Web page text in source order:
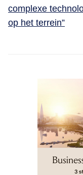
complexe
op het terrein”